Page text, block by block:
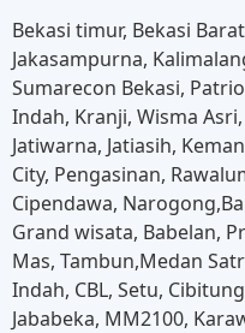
Bekasi timur, Bekasi
Jakasampurna,
Sumarecon Bekasi,
Indah, Kranji, Wisma
Jatiwarna, Jatiasih,
City, Pengasinan,
Cipendawa,
Grand wisata, Babelan,
Mas, Tambun,Medan
Indah, CBL, Setu,
Jababeka, MM2100,